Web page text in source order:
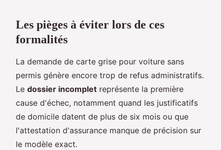
Les pièges à éviter lors de ces
formalités
La demande de carte grise pour voiture sans
permis génère encore trop de refus administratifs.
Le dossier incomplet représente la première
cause d'échec, notamment quand les justificatifs
de domicile datent de plus de six mois ou que
l'attestation d'assurance manque de précision sur
le modèle exact.